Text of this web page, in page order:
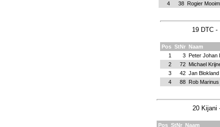
4
38 Rogier
19 DTC -
Pos StNr Naam
1
3 Peter Johan
2
72 Michael
3
42 Jan Blokland
4
88 Rob Marinus
20 Kijani
Pos StNr Naam